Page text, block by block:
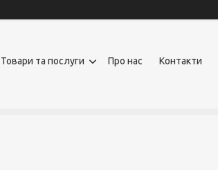
Товари та послуги Про нас Контакти